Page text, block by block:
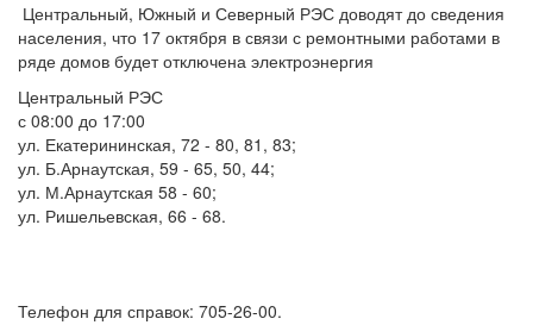
Центральный, Южный и Северный РЭС доводят до сведения
населения, что 17 октября в связи с ремонтными работами в
ряде домов будет отключена электроэнергия
Центральный РЭС
с 08:00 до 17:00
ул. Екатерининская, 72 - 80, 81, 83;
ул. Б.Арнаутская, 59 - 65, 50, 44;
ул. М.Арнаутская 58 - 60;
ул. Ришельевская, 66 - 68.
Телефон для справок: 705-26-00.